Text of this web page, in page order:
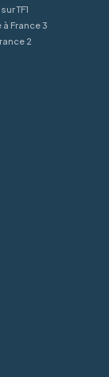
TF1
à France 3
2